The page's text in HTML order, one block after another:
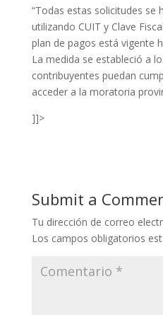
“Todas estas solicitudes se
utilizando CUIT y Clave
plan de pagos está vigente
La medida se estableció a
contribuyentes puedan
acceder a la moratoria
]]>
Submit a
Tu dirección de correo
Los campos obligatorios